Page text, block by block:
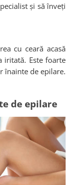
și să înveți
cu ceară acasă
iritată. Este foarte
înainte de epilare.
de epilare